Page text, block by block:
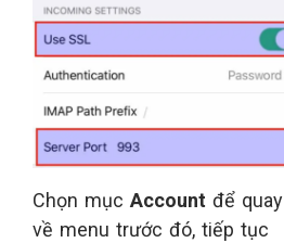
Chọn mục Account để quay
về menu trước đó, tiếp tục